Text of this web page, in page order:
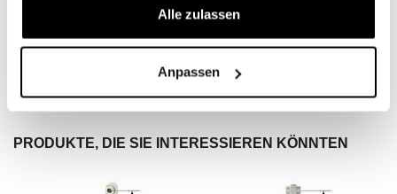
Alle zulassen
Anpassen
PRODUKTE, DIE SIE INTERESSIEREN KÖNNTEN